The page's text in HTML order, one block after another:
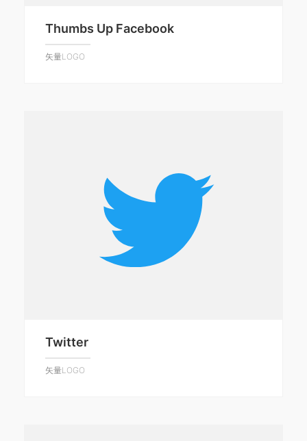
Thumbs Up Facebook
矢量LOGO
Twitter
矢量LOGO